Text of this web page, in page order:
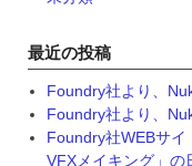
最近の投稿
Foundry社より、
Foundry社より、
Foundry社WEBサ
VFXメイキング」の